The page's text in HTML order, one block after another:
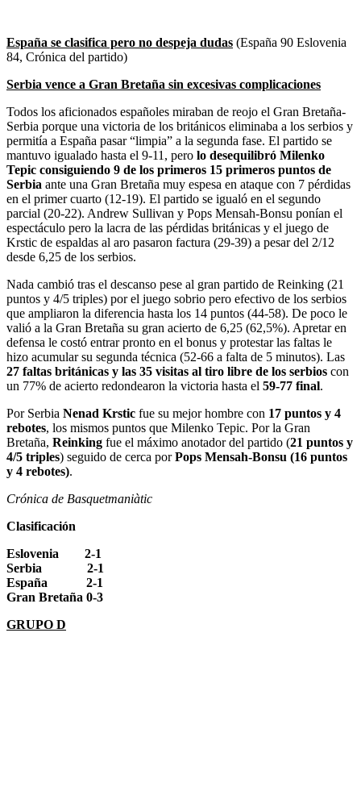
España se clasifica pero no despeja dudas (España 90 Eslovenia
84, Crónica del partido)
Serbia vence a Gran Bretaña sin excesivas complicaciones
Todos los aficionados españoles miraban de reojo el Gran Bretaña-
Serbia porque una victoria de los británicos eliminaba a los serbios y
permitía a España pasar “limpia” a la segunda fase. El partido se
mantuvo igualado hasta el 9-11, pero lo desequilibró Milenko
Tepic consiguiendo 9 de los primeros 15 primeros puntos de
Serbia ante una Gran Bretaña muy espesa en ataque con 7 pérdidas
en el primer cuarto (12-19). El partido se igualó en el segundo
parcial (20-22). Andrew Sullivan y Pops Mensah-Bonsu ponían el
espectáculo pero la lacra de las pérdidas británicas y el juego de
Krstic de espaldas al aro pasaron factura (29-39) a pesar del 2/12
desde 6,25 de los serbios.
Nada cambió tras el descanso pese al gran partido de Reinking (21
puntos y 4/5 triples) por el juego sobrio pero efectivo de los serbios
que ampliaron la diferencia hasta los 14 puntos (44-58). De poco le
valió a la Gran Bretaña su gran acierto de 6,25 (62,5%). Apretar en
defensa le costó entrar pronto en el bonus y protestar las faltas le
hizo acumular su segunda técnica (52-66 a falta de 5 minutos). Las
27 faltas británicas y las 35 visitas al tiro libre de los serbios con
un 77% de acierto redondearon la victoria hasta el 59-77 final.
Por Serbia Nenad Krstic fue su mejor hombre con 17 puntos y 4
rebotes, los mismos puntos que Milenko Tepic. Por la Gran
Bretaña, Reinking fue el máximo anotador del partido (21 puntos y
4/5 triples) seguido de cerca porPops Mensah-Bonsu (16 puntos
y 4 rebotes).
Crónica de Basquetmaniàtic
Clasificación
Eslovenia 2-1
Serbia 2-1
España 2-1
Gran Bretaña 0-3
GRUPO D